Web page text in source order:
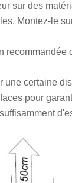
sur des
Montez-le
recommandée
une certaine
pour